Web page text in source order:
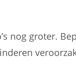
nog groter.